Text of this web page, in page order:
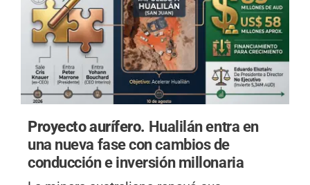
Proyecto aurífero. Hualilán entra en
una nueva fase con cambios de
conducción e inversión millonaria